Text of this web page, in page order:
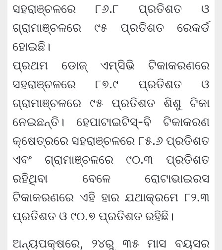
ସହରାଞ୍ଚଳରେ ୮୬.୮ ପ୍ରତିଶତ ଓ
ଗ୍ରାମାଞ୍ଚଳରେ ୯୫ ପ୍ରତିଶତ ରେକର୍ଡ
ହୋଇଛି।
ପ୍ରଥମ ଡୋଜ୍ ଏମ୍‌ସିଭି ଟିକାକରଣରେ
ସହରାଞ୍ଚଳରେ ୮୭.୯ ପ୍ରତିଶତ ଓ
ଗ୍ରାମାଞ୍ଚଳରେ ୯୫ ପ୍ରତିଶତ ଶିଶୁ ଟିକା
ନେଇଛନ୍ତି। ହେପାଟାଇଟିସ୍-ବି ଟିକାକରଣ
କ୍ଷେତ୍ରରେ ସହରାଞ୍ଚଳରେ ୮୫.୬ ପ୍ରତିଶତ
ଏବଂ ଗ୍ରାମାଞ୍ଚଳରେ ୯୦.୩ ପ୍ରତିଶତ
ରହିଥିବା ବେଳେ ରୋଟାଭାଇରସ
ଟିକାକରଣରେ ଏହି ହାର ଯଥାକ୍ରମେ ୮୨.୩
ପ୍ରତିଶତ ଓ ୯୦.୭ ପ୍ରତିଶତ ରହିଛି।
ଅନ୍ୟପକ୍ଷରେ, ୨୪ରୁ ୩୫ ମାସ ବୟସର